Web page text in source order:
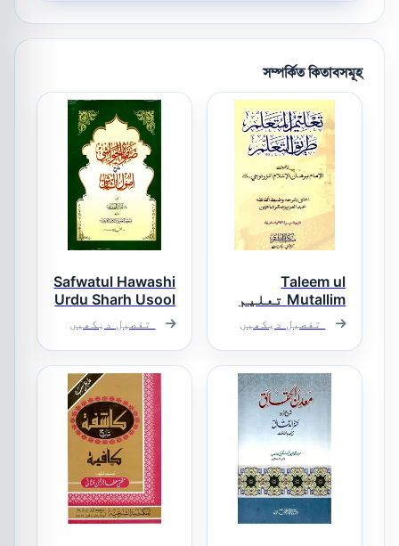
সম্পর্কিত কিতাবসমূহ
Taleem ul
Mutallim تعلیم
المتعلمتفصیل دیکھیں
Safwatul Hawashi
Urdu Sharh Usool
ush Shashi صفوۃ
الحواشی اردو
شرح اصول
الشاشی
تفصیل دیکھیں